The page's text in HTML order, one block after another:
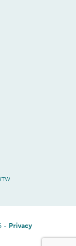
- Privacy